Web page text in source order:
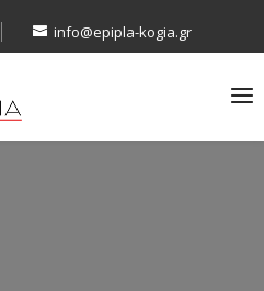
info@epipla-kogia.gr